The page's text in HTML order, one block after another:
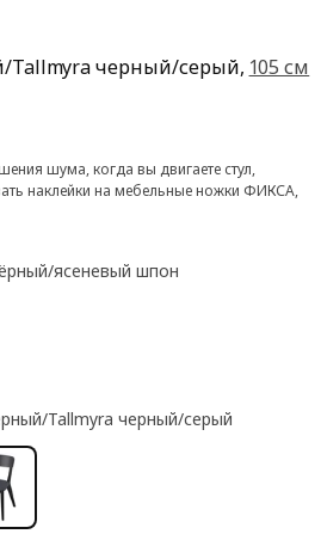
Tallmyra черный/серый, 105 см
шума, когда вы двигаете стул,
наклейки на мебельные ножки ФИКСА,
ясеневый шпон
Tallmyra черный/серый